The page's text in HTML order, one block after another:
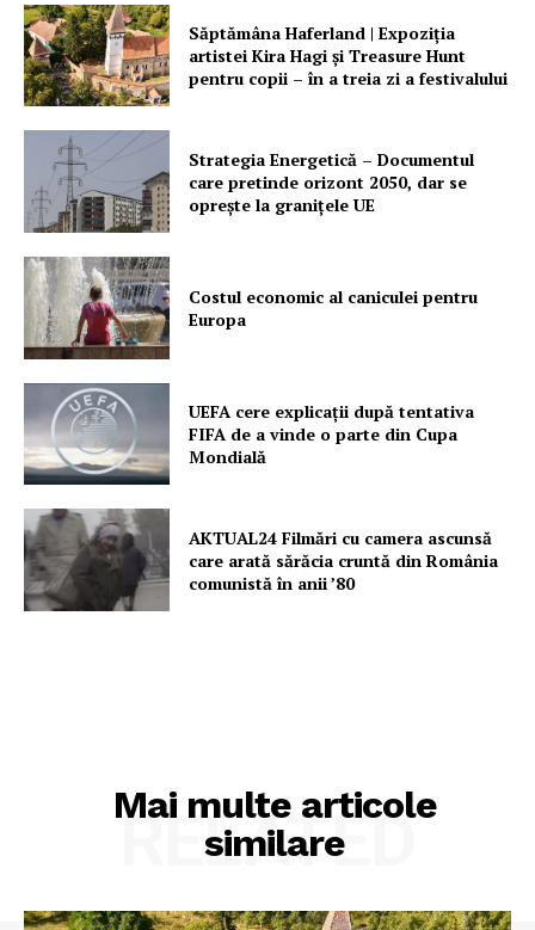
Despre noi / Echipa
Proiecte editoriale
Rețea
Săptămâna Haferland | Expoziţia
artistei Kira Hagi şi Treasure Hunt
pentru copii – în a treia zi a festivalului
Strategia Energetică – Documentul
care pretinde orizont 2050, dar se
oprește la granițele UE
Costul economic al caniculei pentru
Europa
UEFA cere explicații după tentativa
FIFA de a vinde o parte din Cupa
Mondială
AKTUAL24 Filmări cu camera ascunsă
care arată sărăcia cruntă din România
comunistă în anii ’80
Mai multe articole
similare
RELATED